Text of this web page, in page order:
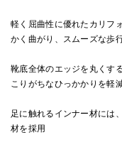
軽く屈曲性に優れたカリフ
かく曲がり、スムーズな歩
靴底全体のエッジを丸くす
こりがちなひっかかりを軽
足に触れるインナー材には
材を採用